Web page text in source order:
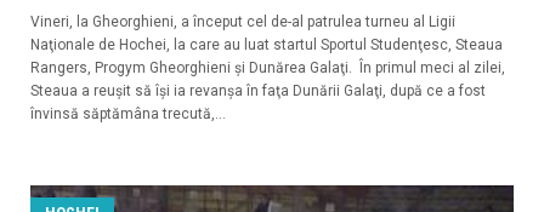
Vineri, la Gheorghieni, a început cel de-al patrulea turneu al Ligii
Naţionale de Hochei, la care au luat startul Sportul Studenţesc, Steaua
Rangers, Progym Gheorghieni şi Dunărea Galaţi. În primul meci al zilei,
Steaua a reuşit să îşi ia revanşa în faţa Dunării Galaţi, după ce a fost
învinsă săptămâna trecută,...